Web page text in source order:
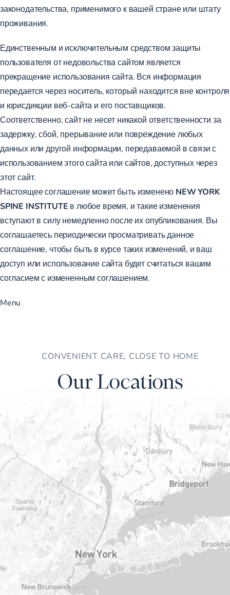
законодательства, применимого к вашей стране или штату
проживания.
Единственным и исключительным средством защиты
пользователя от недовольства сайтом является
прекращение использования сайта. Вся информация
передается через носитель, который находится вне контроля
и юрисдикции веб-сайта и его поставщиков.
Соответственно, сайт не несет никакой ответственности за
задержку, сбой, прерывание или повреждение любых
данных или другой информации, передаваемой в связи с
использованием этого сайта или сайтов, доступных через
этот сайт.
Настоящее соглашение может быть изменено NEW YORK
SPINE INSTITUTE в любое время, и такие изменения
вступают в силу немедленно после их опубликования. Вы
соглашаетесь периодически просматривать данное
соглашение, чтобы быть в курсе таких изменений, и ваш
доступ или использование сайта будет считаться вашим
согласием с измененным соглашением.
Menu
CONVENIENT CARE, CLOSE TO HOME
Our Locations